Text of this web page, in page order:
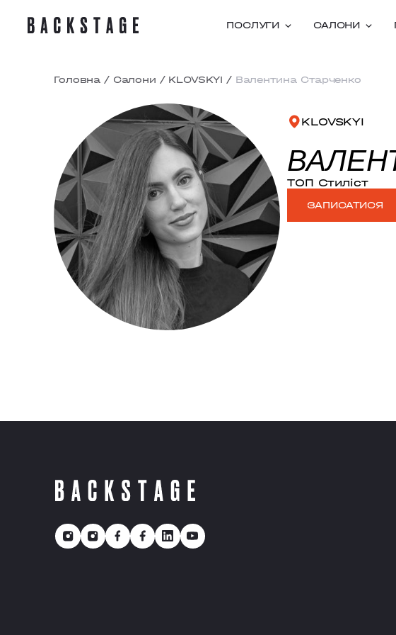
ПОСЛУГИ САЛОНИ
Головна / Салони / KLOVSKYI / Валентина Старченко
KLOVSKYI
ТОП Стиліст
ЗАПИСАТИСЯ